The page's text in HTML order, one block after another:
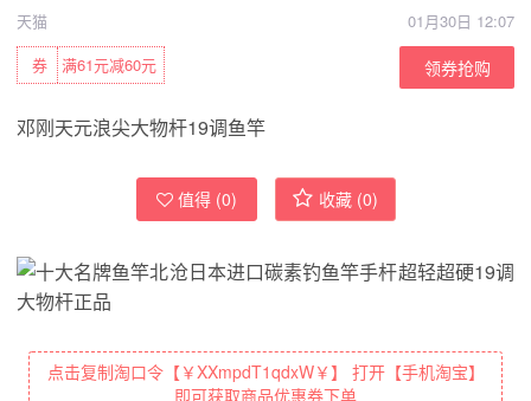
天猫
01月30日 12:07
满61元减60元
券 领券抢购
邓刚天元浪尖大物杆19调鱼竿
值得 (0) 收藏 (0)
点击复制淘口令【￥XXmpdT1qdxW￥】 打开【手机淘宝】
即可获取商品优惠券下单